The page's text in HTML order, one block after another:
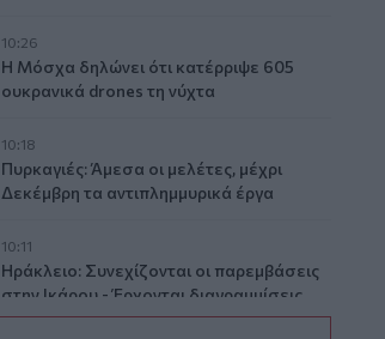
10:26
Η Μόσχα δηλώνει ότι κατέρριψε 605
ουκρανικά drones τη νύχτα
10:18
Πυρκαγιές: Άμεσα οι μελέτες, μέχρι
Δεκέμβρη τα αντιπλημμυρικά έργα
10:11
Ηράκλειο: Συνεχίζονται οι παρεμβάσεις
στην Ικάρου - Έρχονται διαγραμμίσεις
και νέα φρεάτια